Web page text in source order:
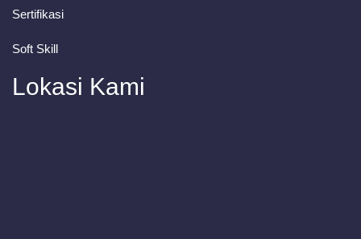
Sertifikasi
Soft Skill
Lokasi Kami